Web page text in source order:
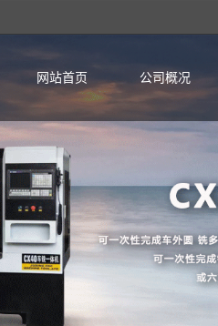
网站首页 公司概况